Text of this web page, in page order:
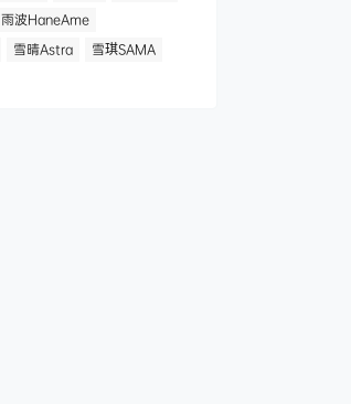
雨波HaneAme
雪晴Astra
雪琪SAMA